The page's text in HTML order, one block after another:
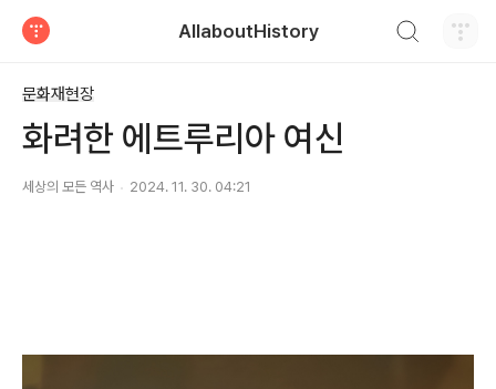
AllaboutHistory
문화재현장
화려한 에트루리아 여신
세상의 모든 역사 2024. 11. 30. 04:21